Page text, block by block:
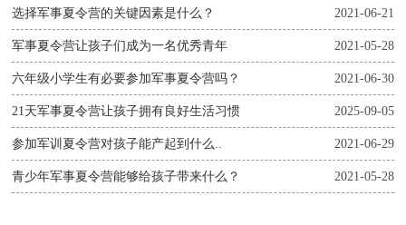
2021-06-21
选择军事夏令营的关键因素是什么？
2021-05-28
军事夏令营让孩子们成为一名优秀青年
2021-06-30
六年级小学生有必要参加军事夏令营吗？
2025-09-05
21天军事夏令营让孩子拥有良好生活习惯
2021-06-29
参加军训夏令营对孩子能产起到什么..
2021-05-28
青少年军事夏令营能够给孩子带来什么？